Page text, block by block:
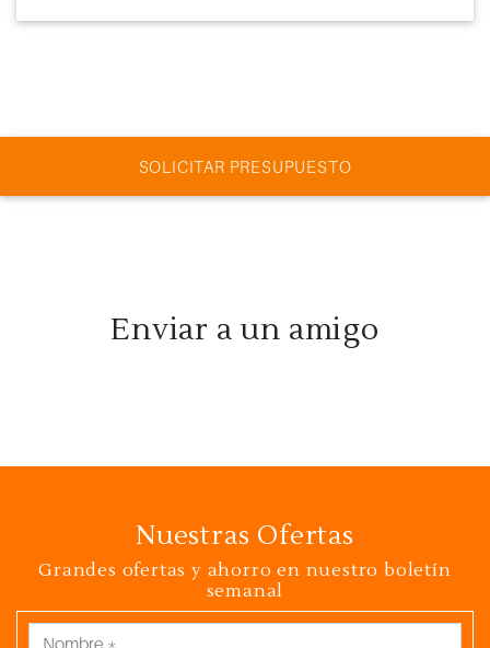
SOLICITAR PRESUPUESTO
Enviar a un amigo
Nuestras Ofertas
Grandes ofertas y ahorro en nuestro boletín
semanal